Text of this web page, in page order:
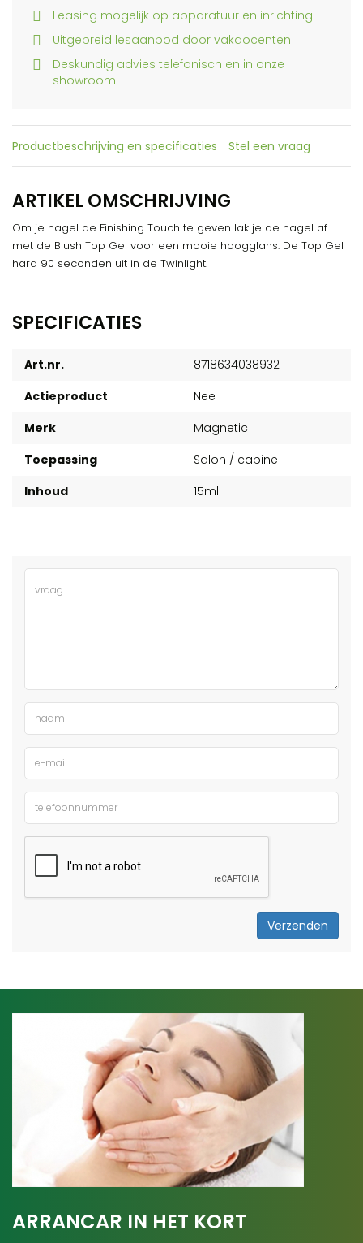
Leasing mogelijk op apparatuur en inrichting
Uitgebreid lesaanbod door vakdocenten
Deskundig advies telefonisch en in onze
showroom
Productbeschrijving en specificaties Stel een vraag
ARTIKEL OMSCHRIJVING
Om je nagel de Finishing Touch te geven lak je de nagel af
met de Blush Top Gel voor een mooie hoogglans. De Top Gel
hard 90 seconden uit in de Twinlight.
SPECIFICATIES
Art.nr.
8718634038932
Actieproduct
Nee
Merk
Magnetic
Toepassing
Salon / cabine
Inhoud
15ml
Verzenden
ARRANCAR IN HET KORT